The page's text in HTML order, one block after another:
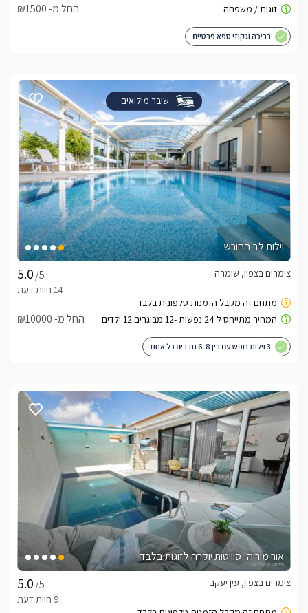
החל מ- ₪1500
בריכה וגקוזי ספא פרטיים
שובר מילואים
וילות לב החורש
/5
צימרים בצפון, שומרה
החל מ- ₪10000
3 וילות נופש עם בין 6-8 חדרים כל אחת
אור מוריה- סוויטות יוקרה לזוגות בלבד
/5
צימרים בצפון, עין יעקב